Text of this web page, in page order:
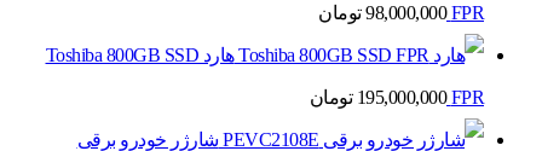
FPR
98,000,000 تومان
هارد Toshiba 800GB SSD
FPR
195,000,000 تومان
شارژر خودرو برقی